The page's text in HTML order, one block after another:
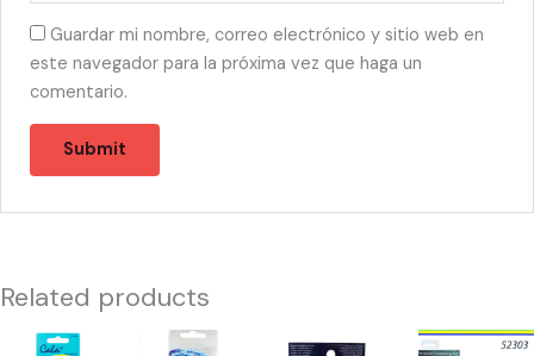
Guardar mi nombre, correo electrónico y sitio web en
este navegador para la próxima vez que haga un
comentario.
Related products
55402
10243
10033
52303